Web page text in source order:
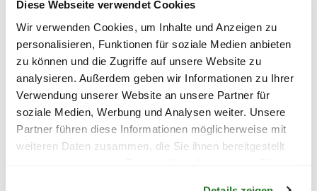
Diese Webseite verwendet Cookies
Wir verwenden Cookies, um Inhalte und Anzeigen zu
personalisieren, Funktionen für soziale Medien anbieten
zu können und die Zugriffe auf unsere Website zu
analysieren. Außerdem geben wir Informationen zu Ihrer
Verwendung unserer Website an unsere Partner für
soziale Medien, Werbung und Analysen weiter. Unsere
Partner führen diese Informationen möglicherweise mit
weiteren Daten zusammen, die Sie ihnen bereitgestellt
regelmäßiges besprühen.
LIEFERHINWEIS ZUR
PFLANZENBESTELLUNG
Bitte beachte, dass
jede Pflanze ein
PAKETVERSAND
6,95€für Standardpakete (z.B.Dünger oder
Zubehör)
7,95€für größere Pakete (z.B. Pflanzen oder
Erde)
SPERRGUTVERSAND